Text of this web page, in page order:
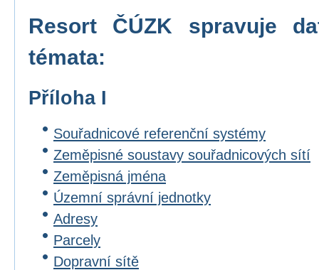
Resort ČÚZK spravuje
témata:
Příloha I
Souřadnicové referenční systémy
Zeměpisné soustavy souřadnicových sítí
Zeměpisná jména
Územní správní jednotky
Adresy
Parcely
Dopravní sítě